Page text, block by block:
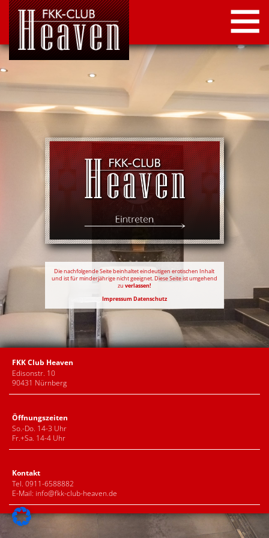
STARTSEITE
LOCATION
NEWS
KONTAKT
IMPRESSUM
DATENSCHUTZ
Die nachfolgende Seite beinhaltet eindeutigen erotischen Inhalt
und ist für minderjährige nicht geeignet. Diese Seite ist umgehend
zu verlassen!
Impressum Datenschutz
FKK Club Heaven
Edisonstr. 10
90431 Nürnberg
Öffnungszeiten
So.-Do. 14-3 Uhr
Fr.+Sa. 14-4 Uhr
Kontakt
Tel. 0911-6588882
E-Mail: info@fkk-club-heaven.de